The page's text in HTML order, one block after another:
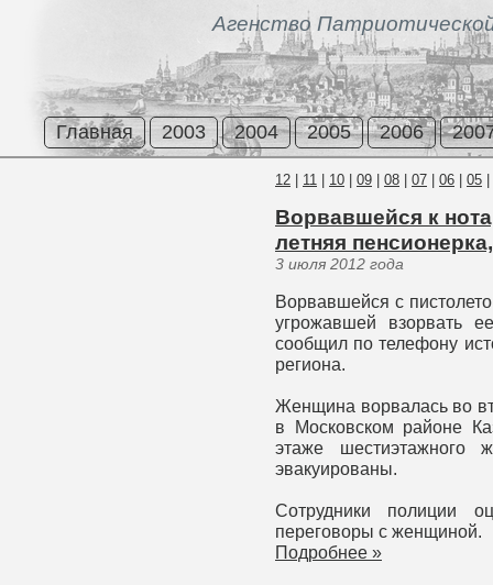
Агенство
Главная 2003 2004 2005 2006
12 11 10 09 08 07 06 05
Ворвавшейся к
летняя
3 июля 2012 года
Ворвавшейся с
угрожавшей взорвать
сообщил по телефону
региона.
Женщина ворвалась во
в Московском районе
этаже
эвакуированы.
Сотрудники полиции
переговоры с женщиной.
Подробнее »